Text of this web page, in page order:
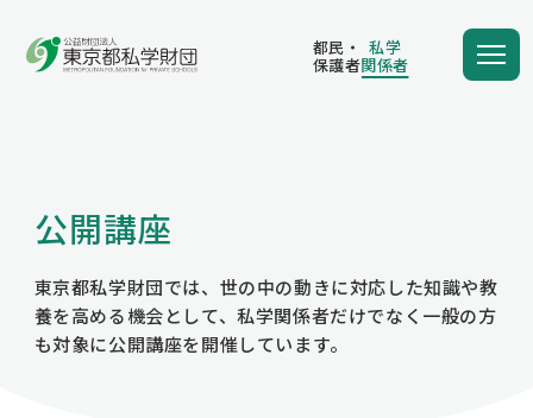
都民・
保護者
私学
関係者
教職員の研修/支援
私学経営に関する支援
公開講座
東京都私学財団では、世の中の動きに対応した知識や教
養を高める機会として、私学関係者だけでなく一般の方
も対象に公開講座を開催しています。